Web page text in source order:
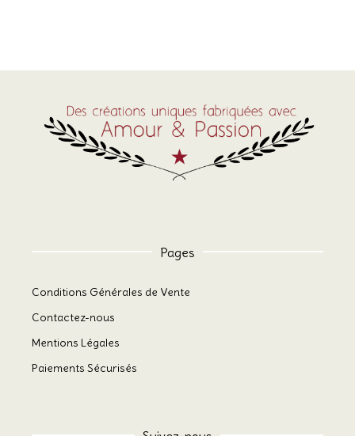
Pages
Conditions Générales de Vente
Contactez-nous
Mentions Légales
Paiements Sécurisés